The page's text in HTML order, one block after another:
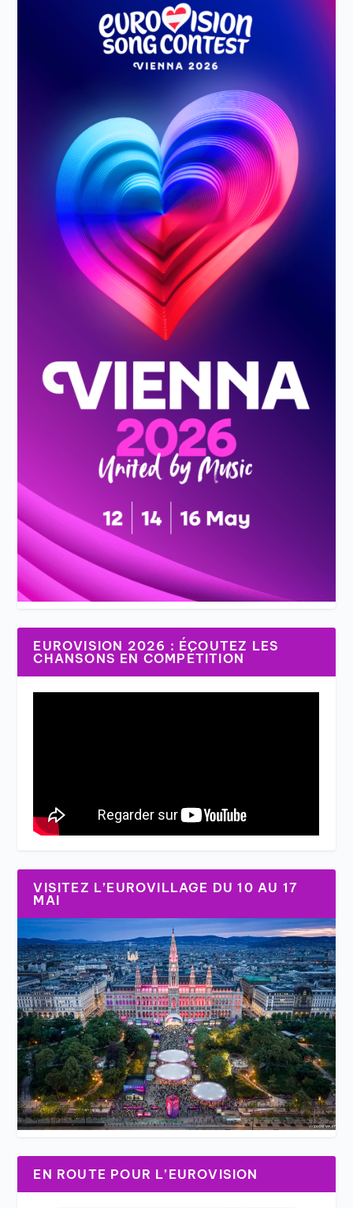
EUROVISION 2026 : ÉCOUTEZ LES
CHANSONS EN COMPÉTITION
VISITEZ L’EUROVILLAGE DU 10 AU 17
MAI
EN ROUTE POUR L’EUROVISION